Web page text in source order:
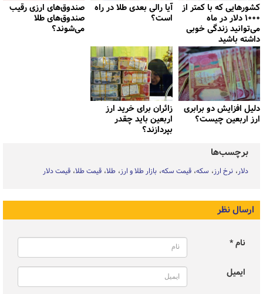
کشورهایی که با کمتر از
۱۰۰۰ دلار در ماه
می‌توانید زندگی خوبی
داشته باشید
آیا رالی بعدی طلا در راه
است؟
صندوق‌های ارزی رقیب
صندوق‌های طلا
می‌شوند؟
دلیل افزایش دو برابری
ارز اربعین چیست؟
زائران برای خرید ارز
اربعین باید چقدر
بپردازند؟
برچسب‌ها
دلار نرخ ارز سکه قیمت سکه بازار طلا و ارز طلا قیمت طلا قیمت دلار
ارسال نظر
نام *
ایمیل